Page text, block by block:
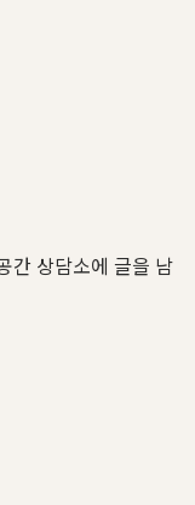
간 상담소에 글을 남